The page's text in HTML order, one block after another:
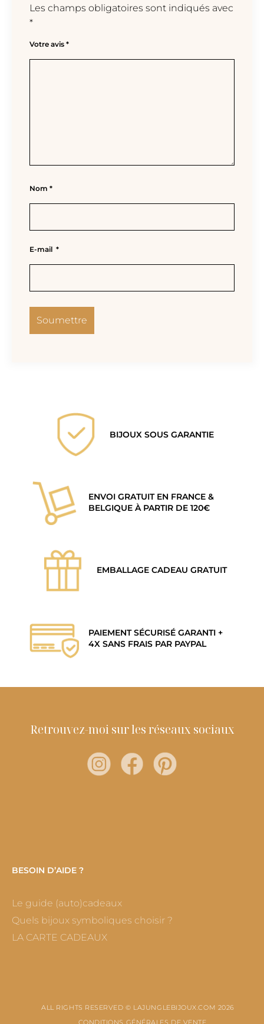
Les champs obligatoires sont indiqués avec
*
Votre avis *
Nom *
E-mail *
BIJOUX SOUS GARANTIE
ENVOI GRATUIT EN FRANCE &
BELGIQUE À PARTIR DE 120€
EMBALLAGE CADEAU GRATUIT
PAIEMENT SÉCURISÉ GARANTI +
4X SANS FRAIS PAR PAYPAL
Retrouvez-moi sur les réseaux sociaux
BESOIN D’AIDE ?
Le guide (auto)cadeaux
Quels bijoux symboliques choisir ?
LA CARTE CADEAUX
ALL RIGHTS RESERVED © LAJUNGLEBIJOUX.COM 2026